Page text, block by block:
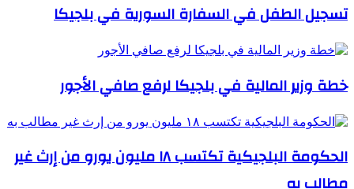
تسجيل الطفل في السفارة السورية في بلجيكا
خطة وزير المالية في بلجيكا لرفع صافي الأجور
الحكومة البلجيكية تكتسب ١٨ مليون يورو من إرث غير